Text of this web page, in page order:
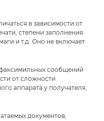
в зависимости от
степени заполнения
и т.д. Оно не включает
сообщений
от сложности
аппарата у получателя,
документов,